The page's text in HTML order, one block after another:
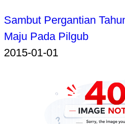
Sambut Pergantian
Maju Pada Pilgub
2015-01-01